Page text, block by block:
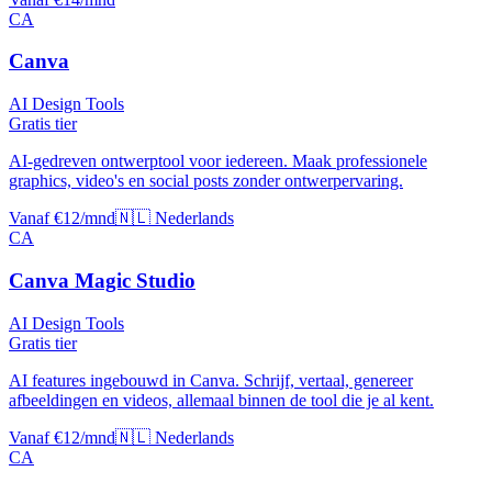
CA
Canva
AI Design Tools
Gratis tier
AI-gedreven ontwerptool voor iedereen. Maak professionele
graphics, video's en social posts zonder ontwerpervaring.
Vanaf €12/mnd🇳🇱 Nederlands
CA
Canva Magic Studio
AI Design Tools
Gratis tier
AI features ingebouwd in Canva. Schrijf, vertaal, genereer
afbeeldingen en videos, allemaal binnen de tool die je al kent.
Vanaf €12/mnd🇳🇱 Nederlands
CA